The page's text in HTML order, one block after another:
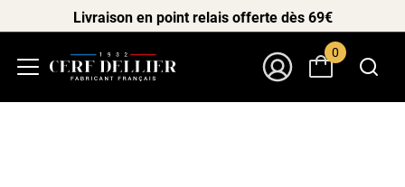
Livraison en point relais offerte dès 69€
0